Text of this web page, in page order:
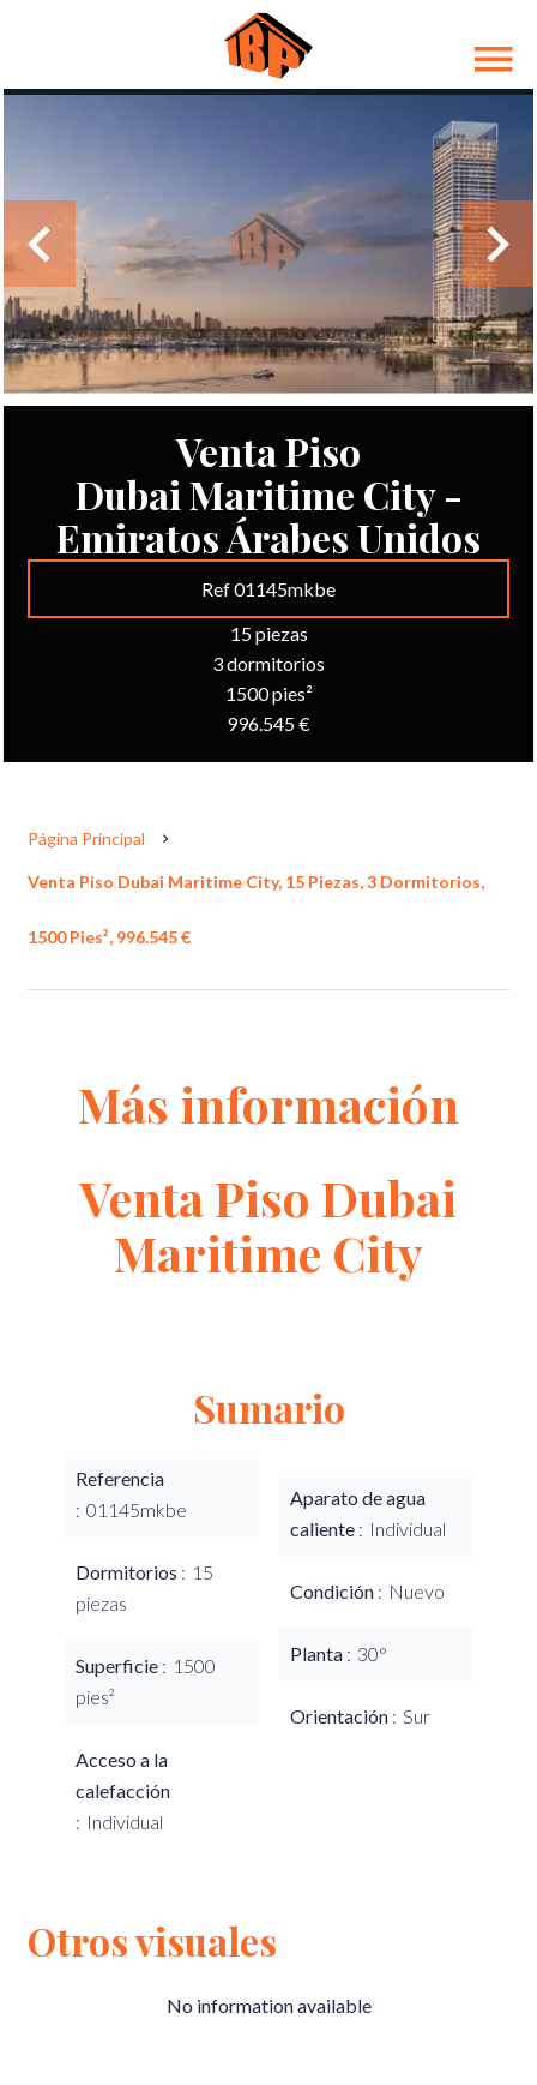
Venta Piso
Dubai Maritime City -
Emiratos Árabes Unidos
Ref 01145mkbe
15 piezas
3 dormitorios
1500 pies²
996.545 €
Página Principal
Venta Piso Dubai Maritime City, 15 Piezas, 3 Dormitorios,
1500 Pies², 996.545 €
Más información
Venta Piso Dubai
Maritime City
Sumario
Referencia
01145mkbe
Dormitorios
15
piezas
Superficie
1500
pies²
Acceso a la
calefacción
Individual
Aparato de agua
caliente
Individual
Condición Nuevo
Planta 30°
Orientación Sur
Otros visuales
No information available